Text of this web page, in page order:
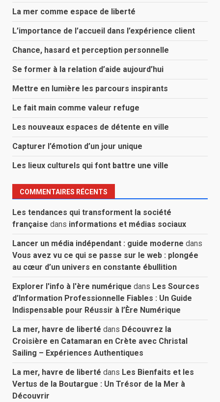
La mer comme espace de liberté
L’importance de l’accueil dans l’expérience client
Chance, hasard et perception personnelle
Se former à la relation d’aide aujourd’hui
Mettre en lumière les parcours inspirants
Le fait main comme valeur refuge
Les nouveaux espaces de détente en ville
Capturer l’émotion d’un jour unique
Les lieux culturels qui font battre une ville
COMMENTAIRES RÉCENTS
Les tendances qui transforment la société
française dans informations et médias sociaux
Lancer un média indépendant : guide moderne dans
Vous avez vu ce qui se passe sur le web : plongée
au cœur d’un univers en constante ébullition
Explorer l'info à l'ère numérique dans Les Sources
d’Information Professionnelle Fiables : Un Guide
Indispensable pour Réussir à l’Ère Numérique
La mer, havre de liberté dans Découvrez la
Croisière en Catamaran en Crète avec Christal
Sailing – Expériences Authentiques
La mer, havre de liberté dans Les Bienfaits et les
Vertus de la Boutargue : Un Trésor de la Mer à
Découvrir